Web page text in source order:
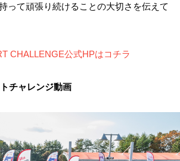
って頑張り続けることの大切さを伝えて
CHALLENGE公式HPはコチラ
チャレンジ動画